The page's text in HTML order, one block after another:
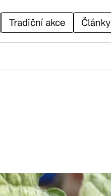
Tradiční akce Články